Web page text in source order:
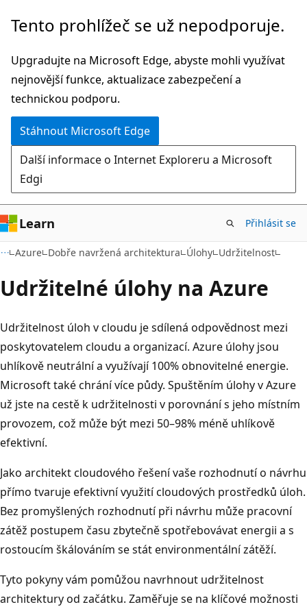
Přeskočit
hlavní
obsah
Tento prohlížeč se už nepodporuje.
Upgradujte na Microsoft Edge, abyste mohli využívat
nejnovější funkce, aktualizace zabezpečení a
technickou podporu.
Stáhnout Microsoft Edge
Další informace o Internet Exploreru a Microsoft
Edgi
Learn Přihlásit se
Azure Dobře navržená architektura Úlohy Udržitelnost
Udržitelné úlohy na Azure
Udržitelnost úloh v cloudu je sdílená odpovědnost mezi
poskytovatelem cloudu a organizací. Azure úlohy jsou
uhlíkově neutrální a využívají 100% obnovitelné energie.
Microsoft také chrání více půdy. Spuštěním úlohy v Azure
už jste na cestě k udržitelnosti v porovnání s jeho místním
provozem, což může být mezi 50–98% méně uhlíkově
efektivní.
Jako architekt cloudového řešení vaše rozhodnutí o návrhu
přímo tvaruje efektivní využití cloudových prostředků úloh.
Bez promyšlených rozhodnutí při návrhu může pracovní
zátěž postupem času zbytečně spotřebovávat energii a s
rostoucím škálováním se stát environmentální zátěží.
Tyto pokyny vám pomůžou navrhnout udržitelnost
architektury od začátku. Zaměřuje se na klíčové možnosti